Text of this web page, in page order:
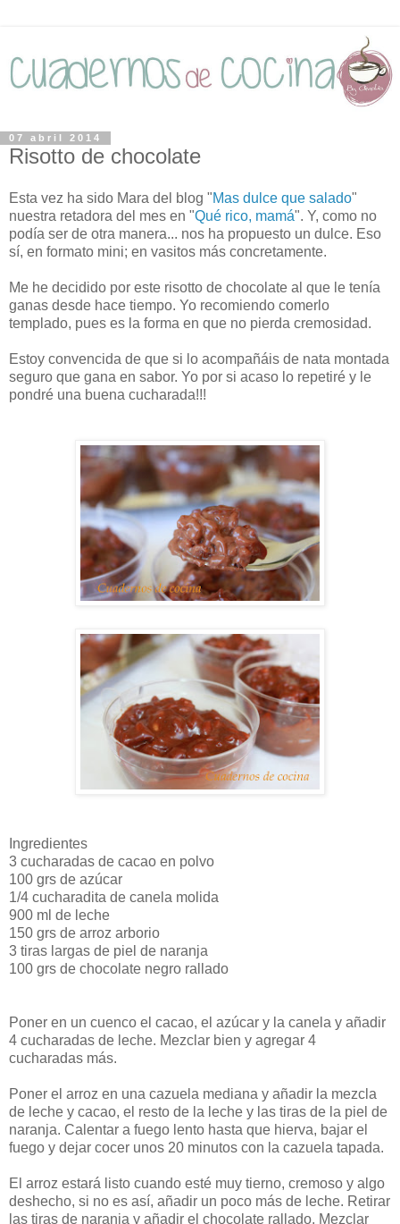
07 abril 2014
Risotto de chocolate
Esta vez ha sido Mara del blog "Mas dulce que salado"
nuestra retadora del mes en "Qué rico, mamá". Y, como no
podía ser de otra manera... nos ha propuesto un dulce. Eso
sí, en formato mini; en vasitos más concretamente.
Me he decidido por este risotto de chocolate al que le tenía
ganas desde hace tiempo. Yo recomiendo comerlo
templado, pues es la forma en que no pierda cremosidad.
Estoy convencida de que si lo acompañáis de nata montada
seguro que gana en sabor. Yo por si acaso lo repetiré y le
pondré una buena cucharada!!!
Ingredientes
3 cucharadas de cacao en polvo
100 grs de azúcar
1/4 cucharadita de canela molida
900 ml de leche
150 grs de arroz arborio
3 tiras largas de piel de naranja
100 grs de chocolate negro rallado
Poner en un cuenco el cacao, el azúcar y la canela y añadir
4 cucharadas de leche. Mezclar bien y agregar 4
cucharadas más.
Poner el arroz en una cazuela mediana y añadir la mezcla
de leche y cacao, el resto de la leche y las tiras de la piel de
naranja. Calentar a fuego lento hasta que hierva, bajar el
fuego y dejar cocer unos 20 minutos con la cazuela tapada.
El arroz estará listo cuando esté muy tierno, cremoso y algo
deshecho, si no es así, añadir un poco más de leche. Retirar
las tiras de naranja y añadir el chocolate rallado. Mezclar